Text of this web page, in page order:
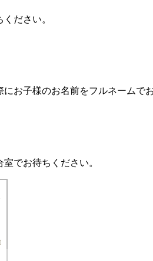
ださい。
お子様のお名前をフルネームで
でお待ちください。